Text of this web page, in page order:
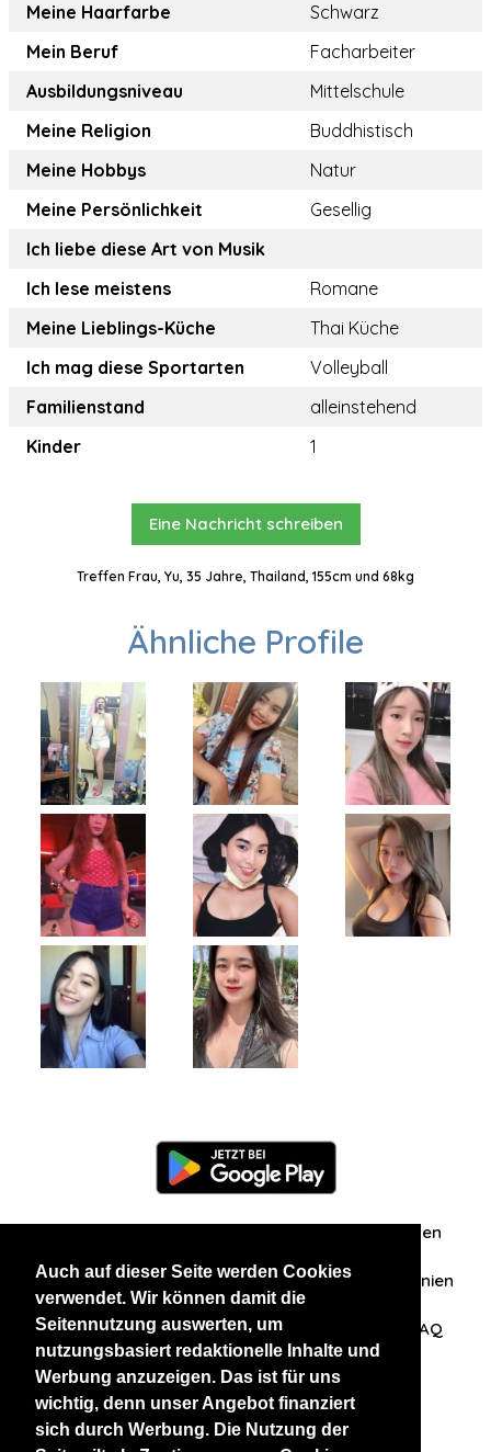
Auch auf dieser Seite werden Cookies
verwendet. Wir können damit die
Seitennutzung auswerten, um
nutzungsbasiert redaktionelle Inhalte und
Werbung anzuzeigen. Das ist für uns
wichtig, denn unser Angebot finanziert
sich durch Werbung. Die Nutzung der
Meine Haarfarbe
Schwarz
Mein Beruf
Facharbeiter
Ausbildungsniveau
Mittelschule
Meine Religion
Buddhistisch
Meine Hobbys
Natur
Meine Persönlichkeit
Gesellig
Ich liebe diese Art von Musik
Ich lese meistens
Romane
Meine Lieblings-Küche
Thai Küche
Ich mag diese Sportarten
Volleyball
Familienstand
alleinstehend
Kinder
1
Eine Nachricht schreiben
Treffen Frau, Yu, 35 Jahre, Thailand, 155cm und 68kg
Ähnliche Profile
Zuschriften/Erfahrungen
Datenschutzerklärung AGB Datenschutzrichtlinien
Nehmen Sie Kontakt mit uns auf FAQ
Unsere anderen Websites
BlackAndBeauties RussianKisses